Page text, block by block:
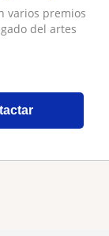
varios premios
del artes